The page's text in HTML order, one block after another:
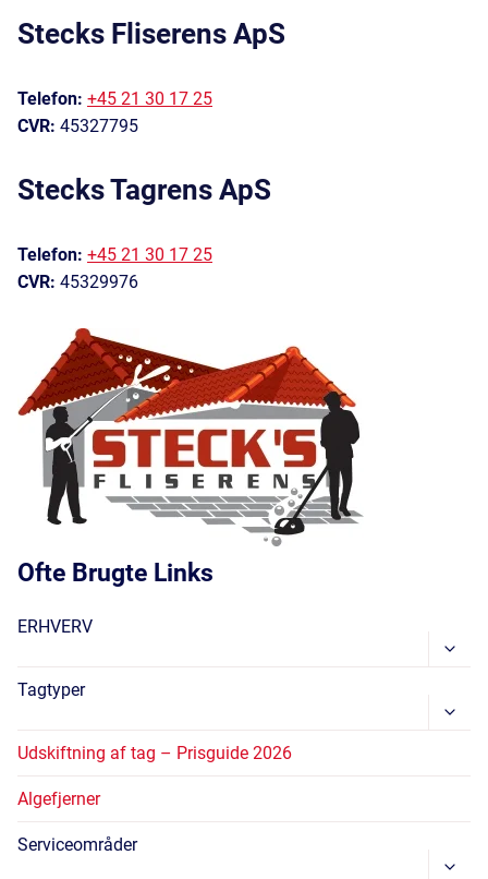
Stecks Fliserens ApS
Telefon: +45 21 30 17 25
CVR: 45327795
Stecks Tagrens ApS
Telefon: +45 21 30 17 25
CVR: 45329976
Ofte Brugte Links
ERHVERV
Skift
Tagtyper
Skift
Udskiftning af tag – Prisguide 2026
Algefjerner
Serviceområder
Skift